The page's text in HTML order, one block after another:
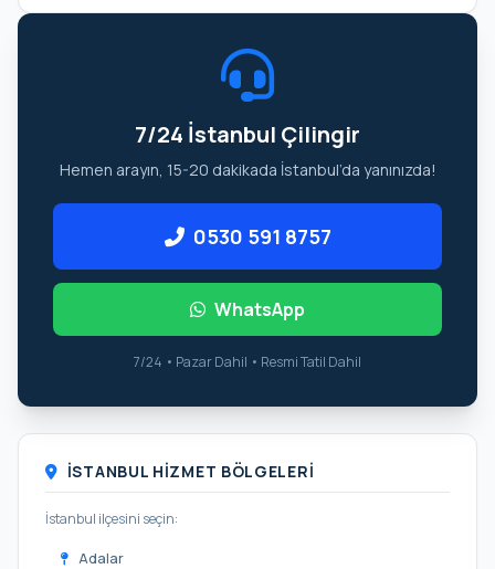
7/24 İstanbul Çilingir
Hemen arayın, 15-20 dakikada İstanbul’da yanınızda!
0530 591 8757
WhatsApp
7/24 • Pazar Dahil • Resmi Tatil Dahil
İSTANBUL HIZMET BÖLGELERI
İstanbul ilçesini seçin:
Adalar